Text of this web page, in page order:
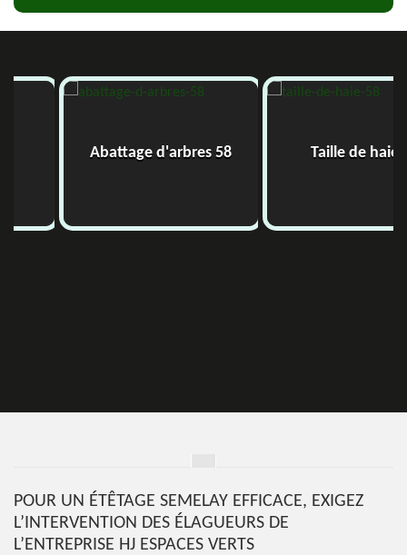
Abattage d'arbres 58 Taille de haie
POUR UN ÉTÊTAGE SEMELAY EFFICACE, EXIGEZ
L’INTERVENTION DES ÉLAGUEURS DE
L’ENTREPRISE HJ ESPACES VERTS